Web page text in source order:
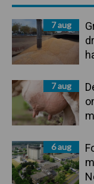
Sidebar
7 aug
7 aug
6 aug